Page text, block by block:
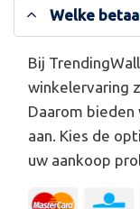
Welke
Bij
winkelervaring
Daarom
aan. Kies de
uw aankoop